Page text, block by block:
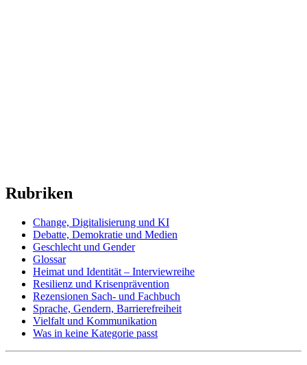
Rubriken
Change, Digitalisierung und KI
Debatte, Demokratie und Medien
Geschlecht und Gender
Glossar
Heimat und Identität – Interviewreihe
Resilienz und Krisenprävention
Rezensionen Sach- und Fachbuch
Sprache, Gendern, Barrierefreiheit
Vielfalt und Kommunikation
Was in keine Kategorie passt